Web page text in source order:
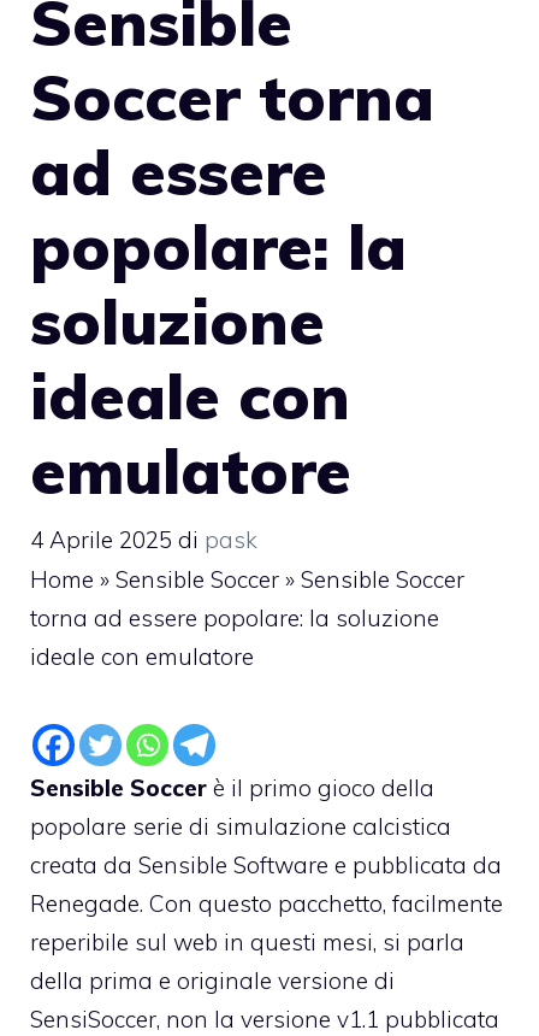
Sensible
Soccer torna
ad essere
popolare: la
soluzione
ideale con
emulatore
4 Aprile 2025 di pask
Home » Sensible Soccer » Sensible Soccer
torna ad essere popolare: la soluzione
ideale con emulatore
Sensible Soccer è il primo gioco della
popolare serie di simulazione calcistica
creata da Sensible Software e pubblicata da
Renegade. Con questo pacchetto, facilmente
reperibile sul web in questi mesi, si parla
della prima e originale versione di
SensiSoccer, non la versione v1.1 pubblicata